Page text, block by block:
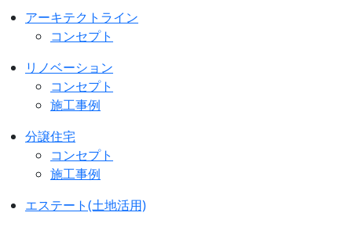
アーキテクトライン
コンセプト
リノベーション
コンセプト
施工事例
分譲住宅
コンセプト
施工事例
エステート(土地活用)